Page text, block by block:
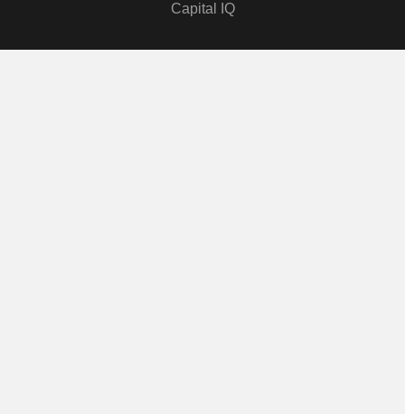
Capital IQ